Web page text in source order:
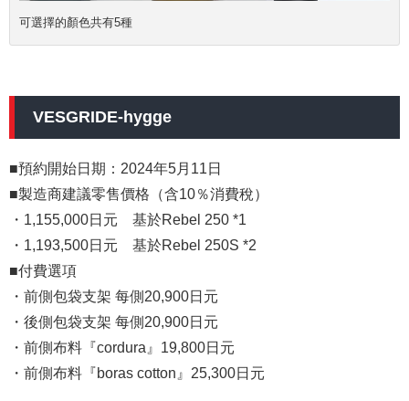
可選擇的顏色共有5種
VESGRIDE-hygge
■預約開始日期：2024年5月11日
■製造商建議零售價格（含10％消費稅）
・1,155,000日元 基於Rebel 250 *1
・1,193,500日元 基於Rebel 250S *2
■付費選項
・前側包袋支架 每側20,900日元
・後側包袋支架 每側20,900日元
・前側布料『cordura』19,800日元
・前側布料『boras cotton』25,300日元